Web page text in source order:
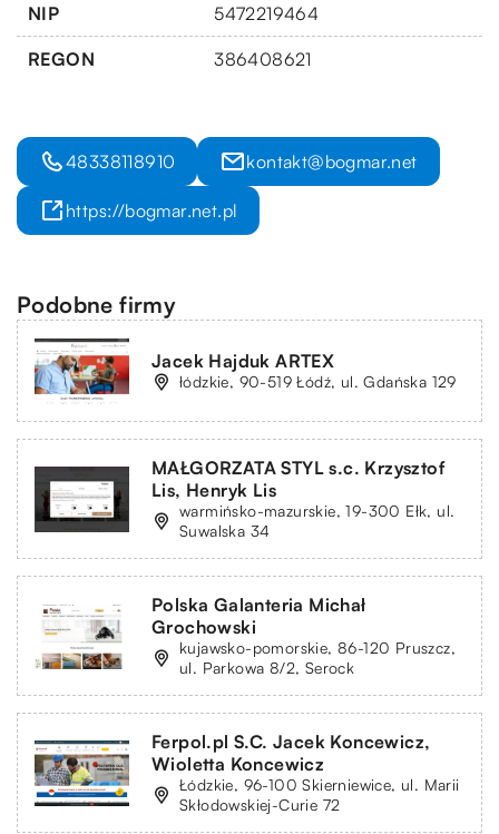
NIP 5472219464
REGON 386408621
48338118910 kontakt@bogmar.net
https://bogmar.net.pl
Podobne firmy
Jacek Hajduk ARTEX
łódzkie, 90-519 Łódź, ul. Gdańska 129
MAŁGORZATA STYL s.c. Krzysztof
Lis, Henryk Lis
warmińsko-mazurskie, 19-300 Ełk, ul.
Suwalska 34
Polska Galanteria Michał
Grochowski
kujawsko-pomorskie, 86-120 Pruszcz,
ul. Parkowa 8/2, Serock
Ferpol.pl S.C. Jacek Koncewicz,
Wioletta Koncewicz
Łódzkie, 96-100 Skierniewice, ul. Marii
Skłodowskiej-Curie 72